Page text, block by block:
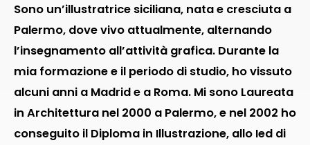
Sono un’illustratrice siciliana, nata e cresciuta a
Palermo, dove vivo attualmente, alternando
l’insegnamento all’attività grafica. Durante la
mia formazione e il periodo di studio, ho vissuto
alcuni anni a Madrid e a Roma. Mi sono Laureata
in Architettura nel 2000 a Palermo, e nel 2002 ho
conseguito il Diploma in Illustrazione, allo Ied di